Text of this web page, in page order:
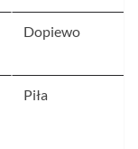
Dopiewo
Piła